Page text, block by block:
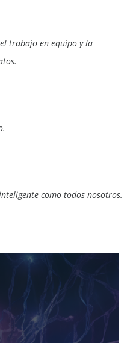
trabajo en equipo y la
como todos nosotros.